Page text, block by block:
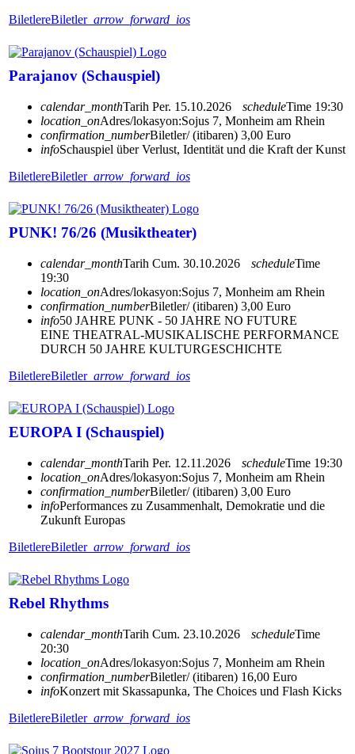
BiletlereBiletler arrow_forward_ios
Parajanov (Schauspiel)
calendar_monthTarih Per. 15.10.2026 scheduleTime 19:30
location_onAdres/lokasyon:Sojus 7, Monheim am Rhein
confirmation_numberBiletler/ (itibaren) 3,00 Euro
infoSchauspiel über Verlust, Identität und die Kraft der Kunst
BiletlereBiletler arrow_forward_ios
PUNK! 76/26 (Musiktheater)
calendar_monthTarih Cum. 30.10.2026 scheduleTime
19:30
location_onAdres/lokasyon:Sojus 7, Monheim am Rhein
confirmation_numberBiletler/ (itibaren) 3,00 Euro
info50 JAHRE PUNK - 50 JAHRE NO FUTURE
EINE THEATRAL-MUSIKALISCHE PERFORMANCE
DURCH 50 JAHRE KULTURGESCHICHTE
BiletlereBiletler arrow_forward_ios
EUROPA I (Schauspiel)
calendar_monthTarih Per. 12.11.2026 scheduleTime 19:30
location_onAdres/lokasyon:Sojus 7, Monheim am Rhein
confirmation_numberBiletler/ (itibaren) 3,00 Euro
infoPerformances zu Zusammenhalt, Demokratie und die
Zukunft Europas
BiletlereBiletler arrow_forward_ios
Rebel Rhythms
calendar_monthTarih Cum. 23.10.2026 scheduleTime
20:30
location_onAdres/lokasyon:Sojus 7, Monheim am Rhein
confirmation_numberBiletler/ (itibaren) 16,00 Euro
infoKonzert mit Skassapunka, The Choices und Flash Kicks
BiletlereBiletler arrow_forward_ios